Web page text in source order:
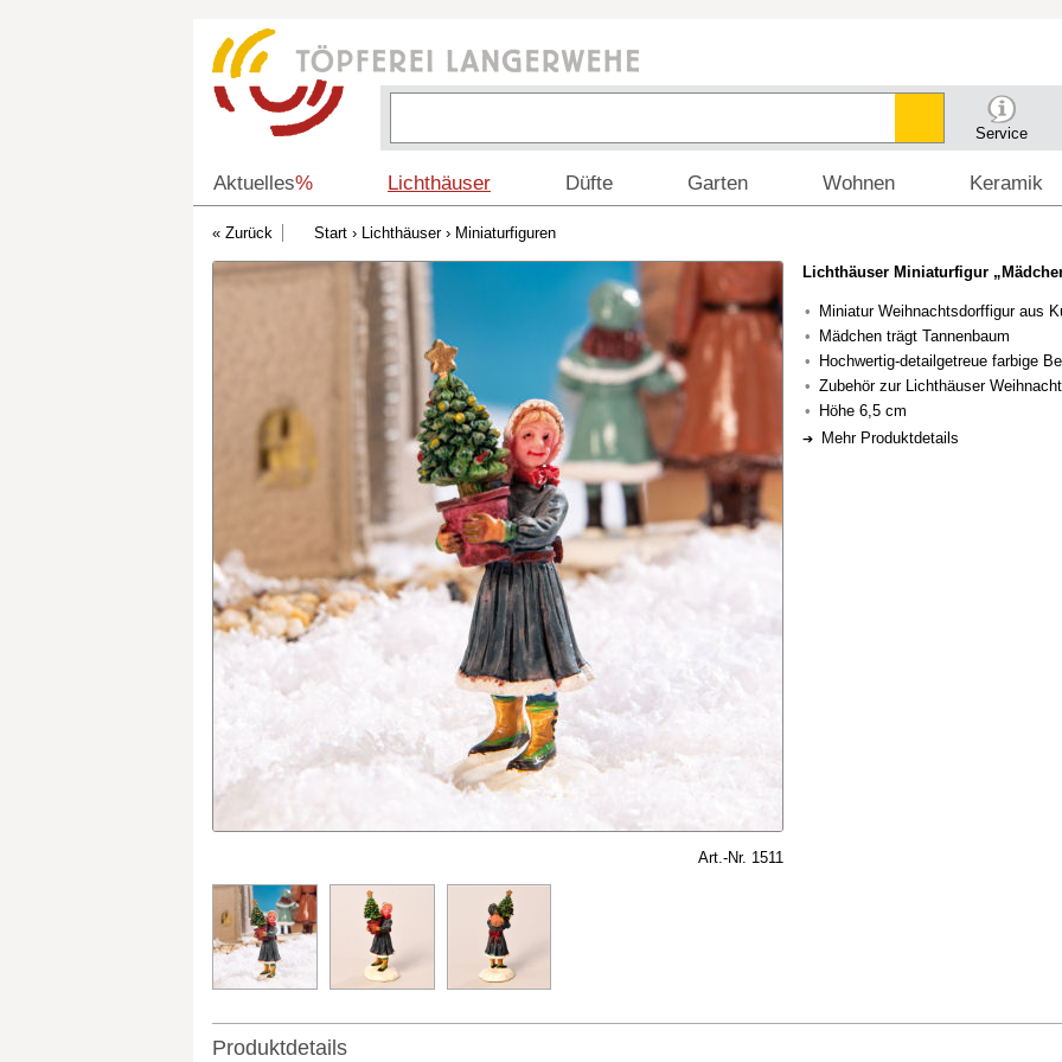
Service
Aktuelles% Lichthäuser Düfte Garten Wohnen Keramik
Start › Lichthäuser› Miniaturfiguren
Art.-Nr. 1511
Lichthäuser Miniaturfigur
Miniatur Weihnachtsdorffigur aus
Mädchen trägt Tannenbaum
Hochwertig-detailgetreue farbige
Zubehör zur Lichthäuser
Höhe 6,5 cm
Mehr Produktdetails
Produktdetails